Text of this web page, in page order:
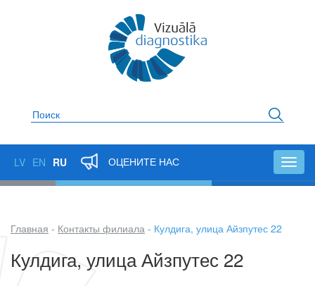
Поиск
LV EN RU ОЦЕНИТЕ НАС
Строка
навигации
Главная Контакты филиала Кулдига, улица Айзпутес 22
Кулдига, улица Айзпутес 22